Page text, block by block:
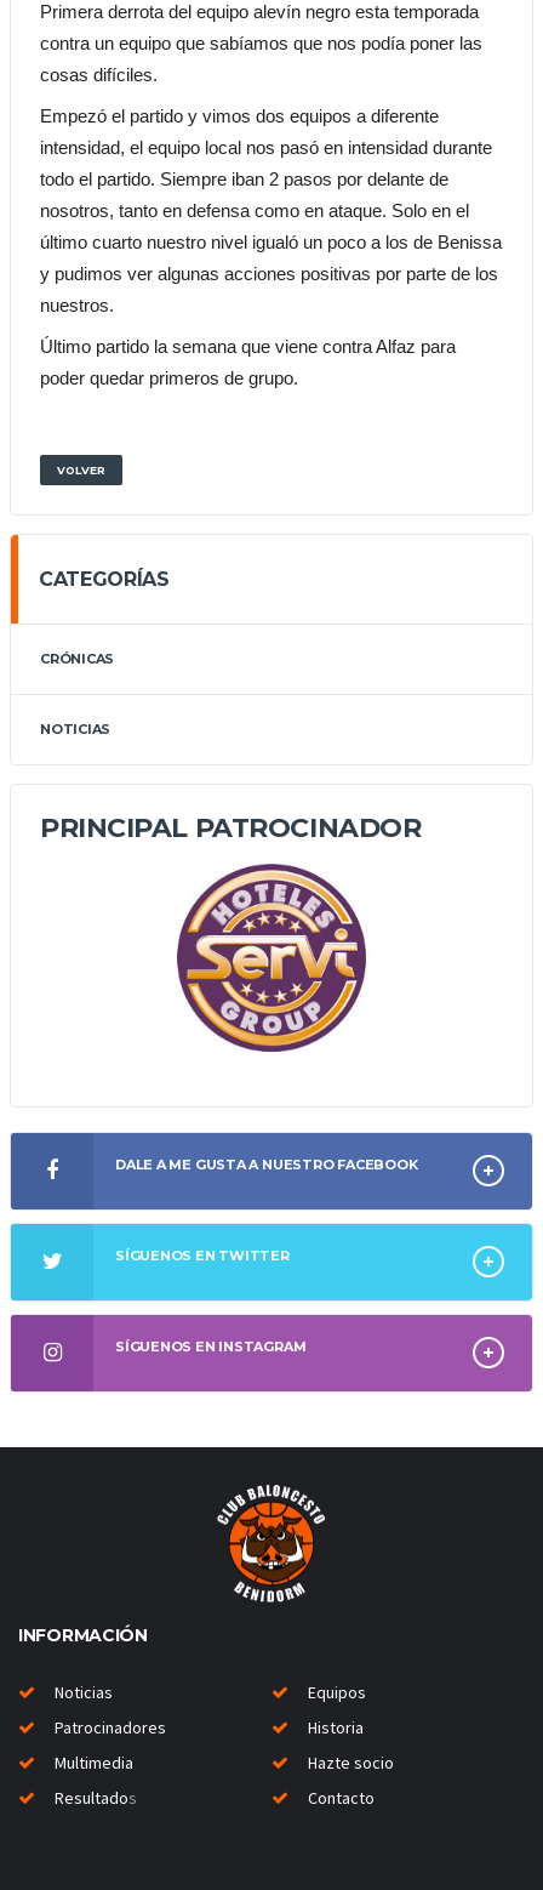
Primera derrota del equipo alevín negro esta temporada
contra un equipo que sabíamos que nos podía poner las
cosas difíciles.
Empezó el partido y vimos dos equipos a diferente
intensidad, el equipo local nos pasó en intensidad durante
todo el partido. Siempre iban 2 pasos por delante de
nosotros, tanto en defensa como en ataque. Solo en el
último cuarto nuestro nivel igualó un poco a los de Benissa
y pudimos ver algunas acciones positivas por parte de los
nuestros.
Último partido la semana que viene contra Alfaz para
poder quedar primeros de grupo.
VOLVER
CATEGORÍAS
CRÓNICAS
NOTICIAS
PRINCIPAL PATROCINADOR
DALE A ME GUSTA A NUESTRO FACEBOOK
SÍGUENOS EN TWITTER
SÍGUENOS EN INSTAGRAM
INFORMACIÓN
Noticias
Equipos
Patrocinadores
Historia
Multimedia
Hazte socio
Resultados Contacto